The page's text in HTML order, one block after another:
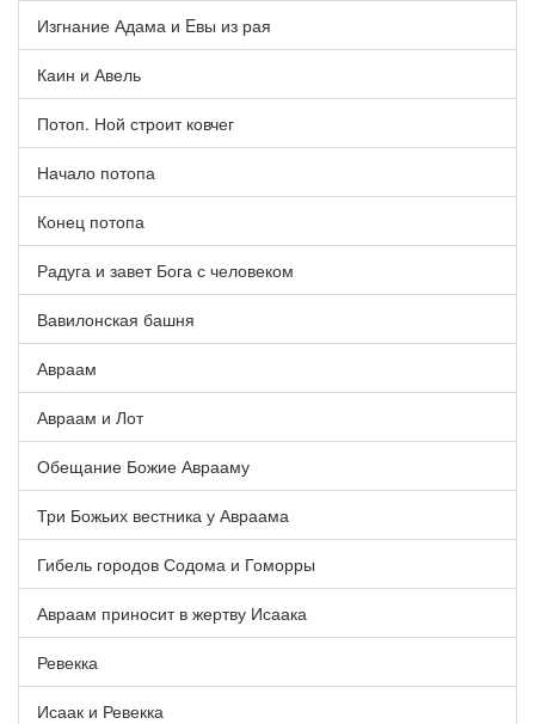
Изгнание Адама и Eвы из рая
Каин и Авель
Потоп. Ной строит ковчег
Начало потопа
Конец потопа
Радуга и завет Бога с человеком
Вавилонская башня
Авраам
Авраам и Лот
Обещание Божие Аврааму
Три Божьих вестника у Авраама
Гибель городов Содома и Гоморры
Авраам приносит в жертву Исаака
Ревекка
Исаак и Ревекка